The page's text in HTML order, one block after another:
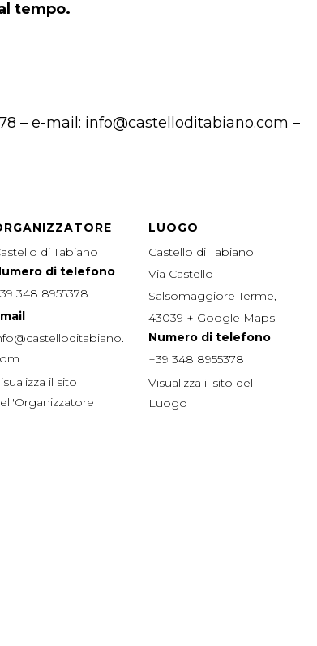
tempo.
– e-mail: info@castelloditabiano.com –
di Tabiano
di telefono
348 8955378
il sito
LUOGO
Castello di Tabiano
Via Castello
Salsomaggiore Terme,
43039 + Google Maps
Numero di telefono
+39 348 8955378
Visualizza il sito del
Luogo